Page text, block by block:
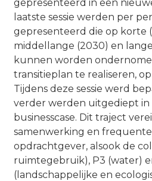
gepresenteerd in een
laatste sessie werden per
gepresenteerd die op korte
middellange (2030) en
kunnen worden
transitieplan te realiseren,
Tijdens deze sessie werd
verder werden uitgediept in
businesscase. Dit traject
samenwerking en
opdrachtgever, alsook de
ruimtegebruik), P3 (water)
(landschappelijke en